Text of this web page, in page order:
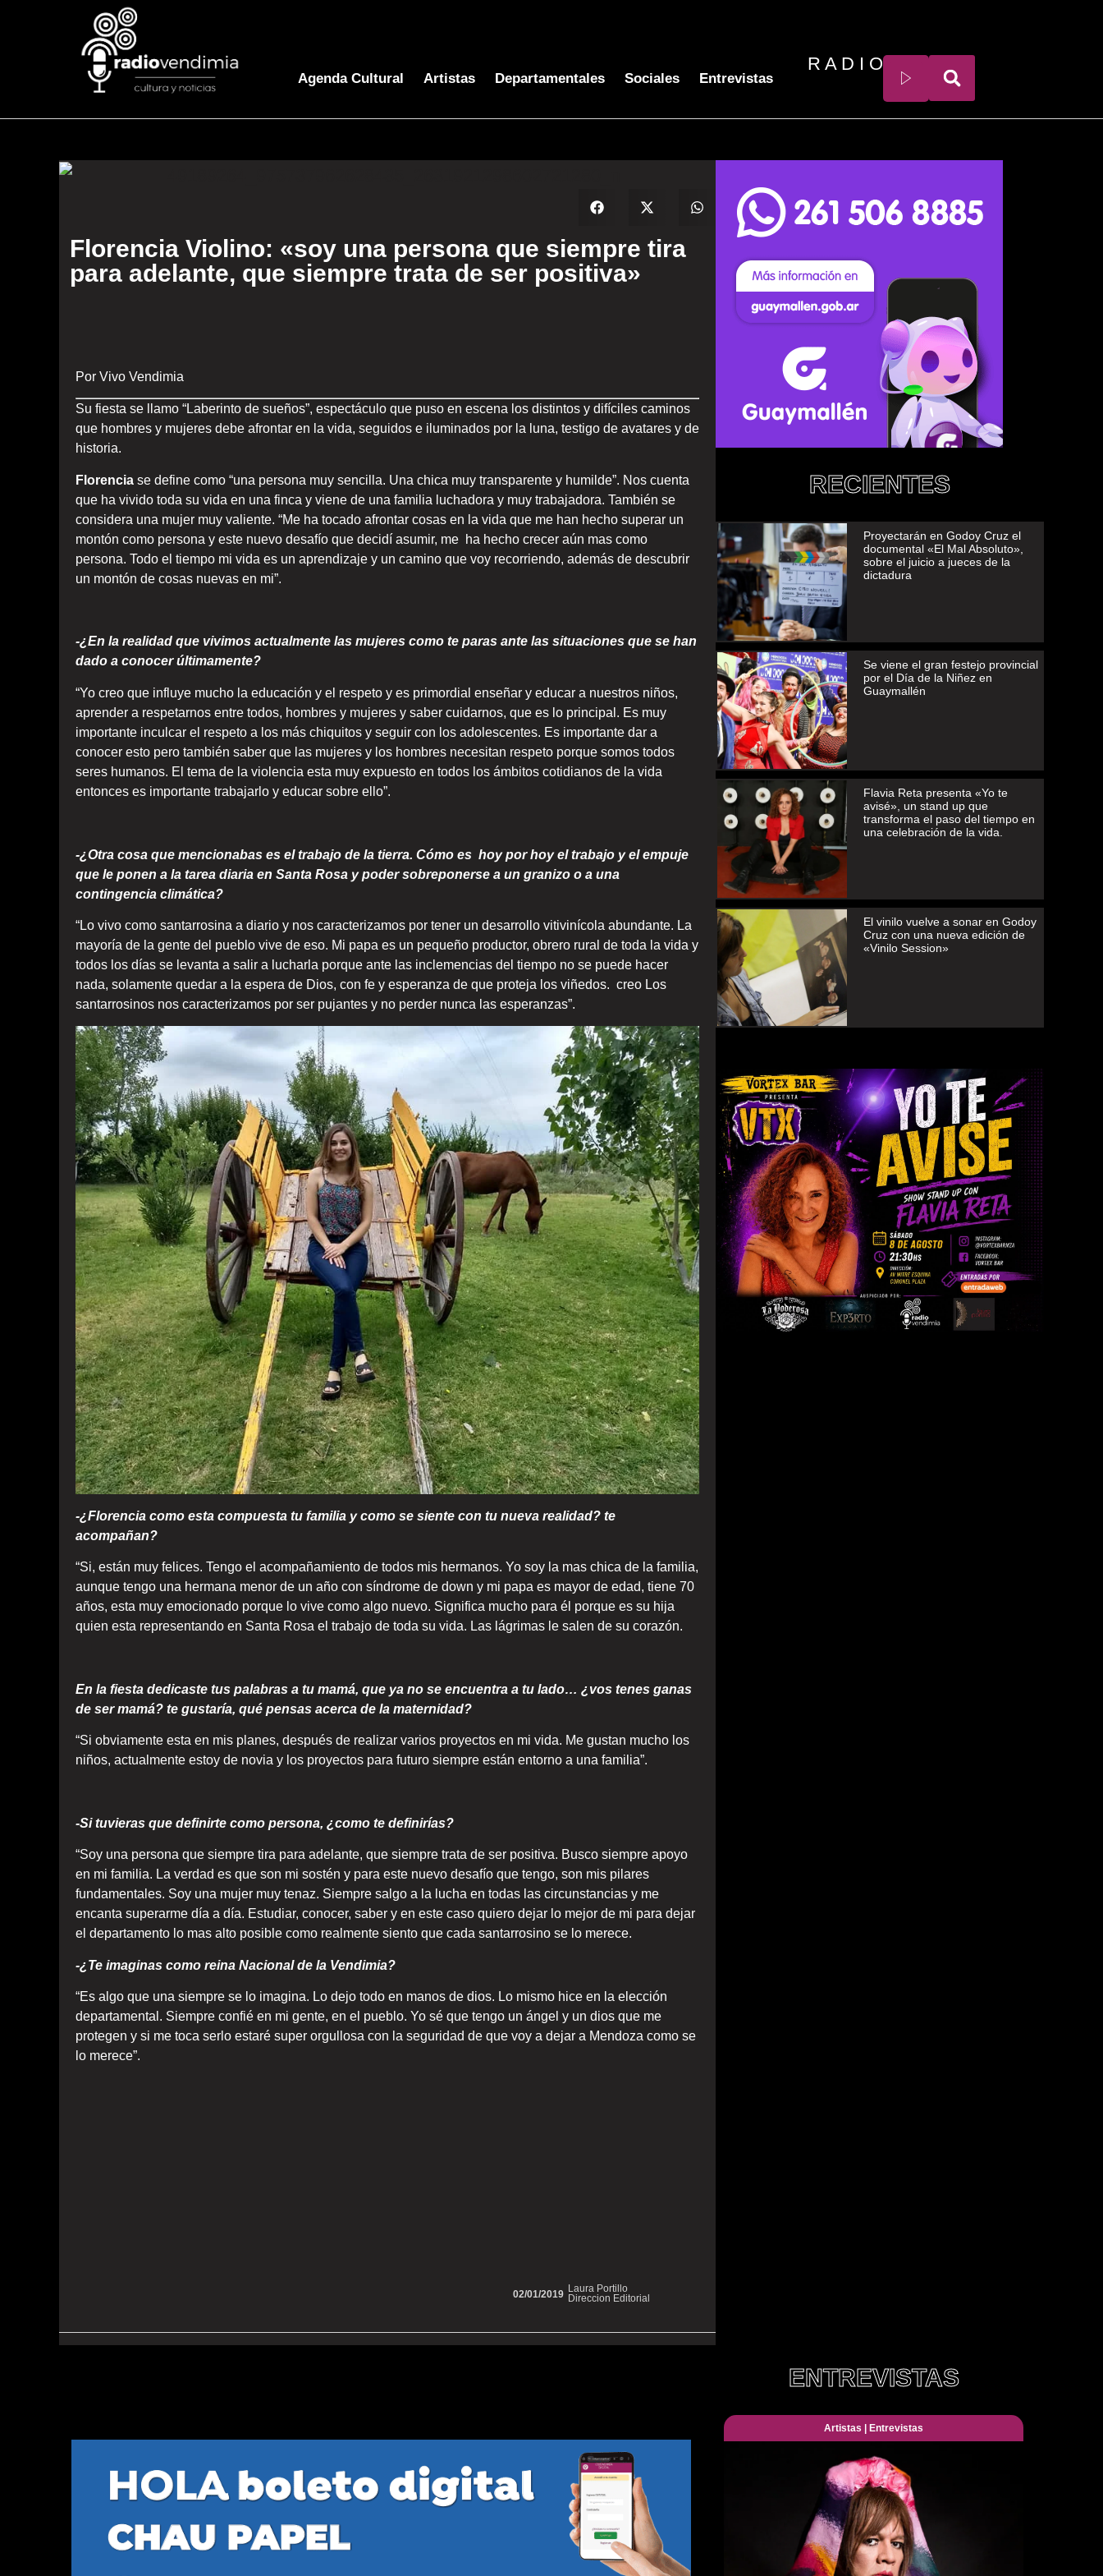
Agenda Cultural Artistas Departamentales Sociales Entrevistas
R A D I O
Florencia Violino: «soy una persona que siempre tira
para adelante, que siempre trata de ser positiva»
Por Vivo Vendimia
Su fiesta se llamo “Laberinto de sueños”, espectáculo que puso en escena los distintos y difíciles caminos
que hombres y mujeres debe afrontar en la vida, seguidos e iluminados por la luna, testigo de avatares y de
historia.
Florencia se define como “una persona muy sencilla. Una chica muy transparente y humilde”. Nos cuenta
que ha vivido toda su vida en una finca y viene de una familia luchadora y muy trabajadora. También se
considera una mujer muy valiente. “Me ha tocado afrontar cosas en la vida que me han hecho superar un
montón como persona y este nuevo desafío que decidí asumir, me ha hecho crecer aún mas como
persona. Todo el tiempo mi vida es un aprendizaje y un camino que voy recorriendo, además de descubrir
un montón de cosas nuevas en mi”.
-¿En la realidad que vivimos actualmente las mujeres como te paras ante las situaciones que se han
dado a conocer últimamente?
“Yo creo que influye mucho la educación y el respeto y es primordial enseñar y educar a nuestros niños,
aprender a respetarnos entre todos, hombres y mujeres y saber cuidarnos, que es lo principal. Es muy
importante inculcar el respeto a los más chiquitos y seguir con los adolescentes. Es importante dar a
conocer esto pero también saber que las mujeres y los hombres necesitan respeto porque somos todos
seres humanos. El tema de la violencia esta muy expuesto en todos los ámbitos cotidianos de la vida
entonces es importante trabajarlo y educar sobre ello”.
-¿Otra cosa que mencionabas es el trabajo de la tierra. Cómo es hoy por hoy el trabajo y el empuje
que le ponen a la tarea diaria en Santa Rosa y poder sobreponerse a un granizo o a una
contingencia climática?
“Lo vivo como santarrosina a diario y nos caracterizamos por tener un desarrollo vitivinícola abundante. La
mayoría de la gente del pueblo vive de eso. Mi papa es un pequeño productor, obrero rural de toda la vida y
todos los días se levanta a salir a lucharla porque ante las inclemencias del tiempo no se puede hacer
nada, solamente quedar a la espera de Dios, con fe y esperanza de que proteja los viñedos. creo Los
santarrosinos nos caracterizamos por ser pujantes y no perder nunca las esperanzas”.
-¿Florencia como esta compuesta tu familia y como se siente con tu nueva realidad? te
acompañan?
“Si, están muy felices. Tengo el acompañamiento de todos mis hermanos. Yo soy la mas chica de la familia,
aunque tengo una hermana menor de un año con síndrome de down y mi papa es mayor de edad, tiene 70
años, esta muy emocionado porque lo vive como algo nuevo. Significa mucho para él porque es su hija
quien esta representando en Santa Rosa el trabajo de toda su vida. Las lágrimas le salen de su corazón.
En la fiesta dedicaste tus palabras a tu mamá, que ya no se encuentra a tu lado… ¿vos tenes ganas
de ser mamá? te gustaría, qué pensas acerca de la maternidad?
“Si obviamente esta en mis planes, después de realizar varios proyectos en mi vida. Me gustan mucho los
niños, actualmente estoy de novia y los proyectos para futuro siempre están entorno a una familia”.
-Si tuvieras que definirte como persona, ¿como te definirías?
“Soy una persona que siempre tira para adelante, que siempre trata de ser positiva. Busco siempre apoyo
en mi familia. La verdad es que son mi sostén y para este nuevo desafío que tengo, son mis pilares
fundamentales. Soy una mujer muy tenaz. Siempre salgo a la lucha en todas las circunstancias y me
encanta superarme día a día. Estudiar, conocer, saber y en este caso quiero dejar lo mejor de mi para dejar
el departamento lo mas alto posible como realmente siento que cada santarrosino se lo merece.
-¿Te imaginas como reina Nacional de la Vendimia?
“Es algo que una siempre se lo imagina. Lo dejo todo en manos de dios. Lo mismo hice en la elección
departamental. Siempre confié en mi gente, en el pueblo. Yo sé que tengo un ángel y un dios que me
protegen y si me toca serlo estaré super orgullosa con la seguridad de que voy a dejar a Mendoza como se
lo merece”.
Laura Portillo
Direccion Editorial
02/01/2019
RECIENTES
Proyectarán en Godoy Cruz el
documental «El Mal Absoluto»,
sobre el juicio a jueces de la
dictadura
Se viene el gran festejo provincial
por el Día de la Niñez en
Guaymallén
Flavia Reta presenta «Yo te
avisé», un stand up que
transforma el paso del tiempo en
una celebración de la vida.
El vinilo vuelve a sonar en Godoy
Cruz con una nueva edición de
«Vinilo Session»
ENTREVISTAS
Artistas Entrevistas